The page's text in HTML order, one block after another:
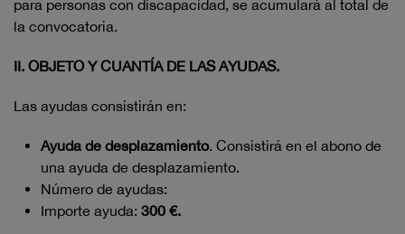
para personas con discapacidad, se acumulará al total de
la convocatoria.
II. OBJETO YCUANTÍA DE LAS AYUDAS.
Las ayudas consistirán en:
Ayuda de desplazamiento. Consistirá en el abono de
una ayuda de desplazamiento.
Número de ayudas:
Importe ayuda: 300 €.